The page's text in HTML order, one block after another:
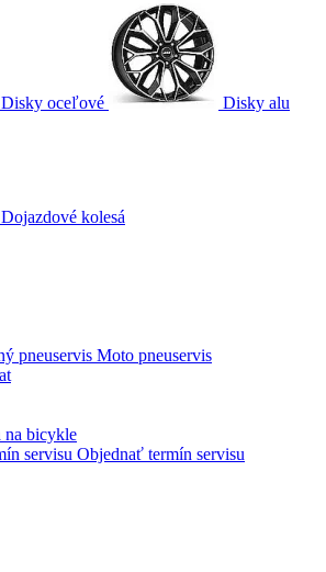
Disky oceľové Disky alu
Dojazdové kolesá
pneuservis Moto pneuservis
na bicykle
Objednať termín servisu